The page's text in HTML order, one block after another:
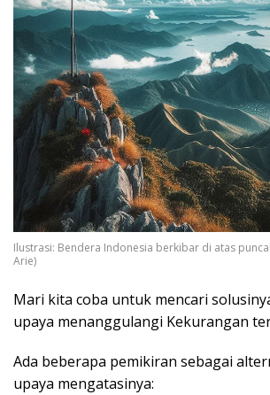
Ilustrasi: Bendera Indonesia berkibar di atas
Arie)
Mari kita coba untuk mencari
upaya menanggulangi Kekurangan
Ada beberapa pemikiran sebagai
upaya mengatasinya: